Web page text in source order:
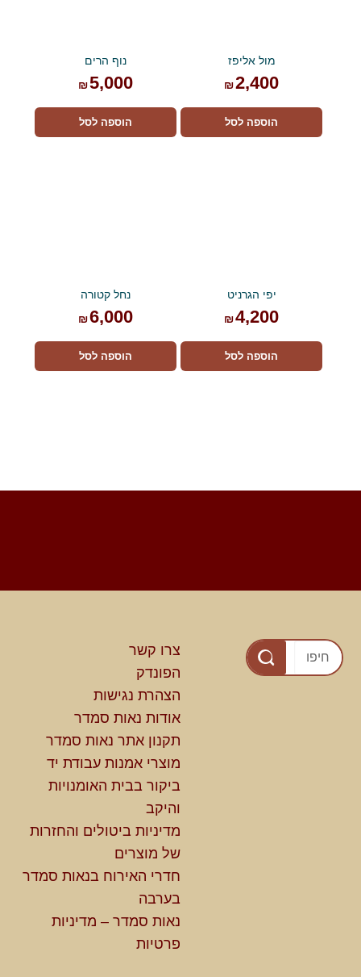
מול אליפז
₪2,400
הוספה לסל
נוף הרים
₪5,000
הוספה לסל
יפי הגרניט
₪4,200
הוספה לסל
נחל קטורה
₪6,000
הוספה לסל
צרו קשר
הפונדק
הצהרת נגישות
אודות נאות סמדר
תקנון אתר נאות סמדר
מוצרי אמנות עבודת יד
ביקור בבית האומנויות
והיקב
מדיניות ביטולים והחזרות
של מוצרים
חדרי האירוח בנאות סמדר
בערבה
נאות סמדר – מדיניות
פרטיות